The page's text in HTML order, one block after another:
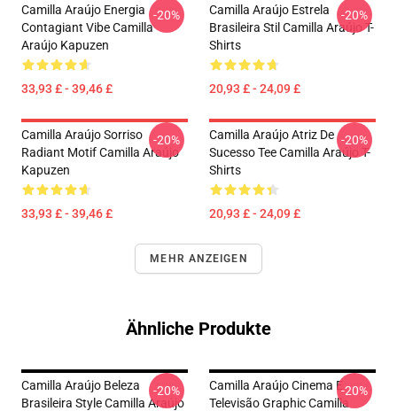
Camilla Araújo Energia
Contagiant Vibe Camilla
Araújo Kapuzen
33,93 £ - 39,46 £
-20%
Camilla Araújo Estrela
Brasileira Stil Camilla Araújo T-
Shirts
20,93 £ - 24,09 £
-20%
Camilla Araújo Sorriso
Radiant Motif Camilla Araújo
Kapuzen
33,93 £ - 39,46 £
-20%
Camilla Araújo Atriz De
Sucesso Tee Camilla Araújo T-
Shirts
20,93 £ - 24,09 £
-20%
MEHR ANZEIGEN
Ähnliche Produkte
Camilla Araújo Beleza
Brasileira Style Camilla Araújo
-20%
Camilla Araújo Cinema E
Televisão Graphic Camilla
-20%